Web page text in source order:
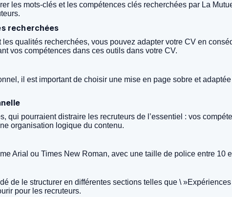
les mots-clés et les compétences clés recherchées par La
recherchées
qualités recherchées, vous pouvez adapter votre CV en
vos compétences dans ces outils dans votre CV.
il est important de choisir une mise en page sobre et
qui pourraient distraire les recruteurs de l’essentiel : vos
organisation logique du contenu.
Arial ou Times New Roman, avec une taille de police entre 10
de le structurer en différentes sections telles que \
pour les recruteurs.